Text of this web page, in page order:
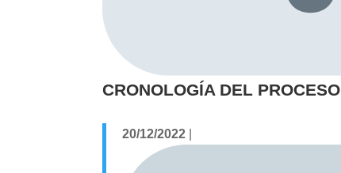
CRONOLOGÍA DEL PROCESO
20/12/2022